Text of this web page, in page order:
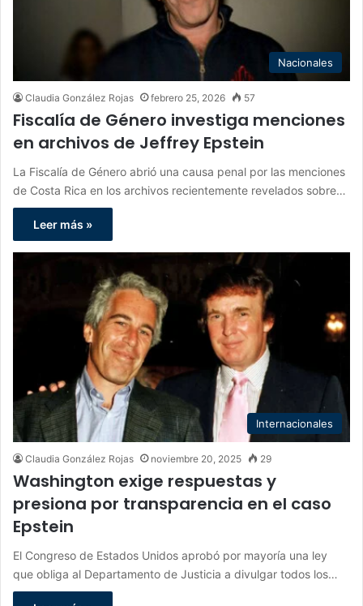
Nacionales
Claudia González Rojas febrero 25, 2026 57
Fiscalía de Género investiga menciones
en archivos de Jeffrey Epstein
La Fiscalía de Género abrió una causa penal por las menciones
de Costa Rica en los archivos recientemente revelados sobre…
Leer más »
Internacionales
Claudia González Rojas noviembre 20, 2025 29
Washington exige respuestas y
presiona por transparencia en el caso
Epstein
El Congreso de Estados Unidos aprobó por mayoría una ley
que obliga al Departamento de Justicia a divulgar todos los…